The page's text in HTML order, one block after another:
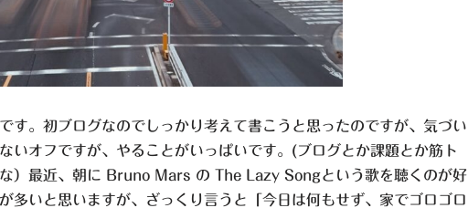
です。初ブログなのでしっかり考えて書こうと思ったのですが、気づい
いオフですが、やることがいっぱいです。(ブログとか課題とか筋ト
）最近、朝に Bruno Mars の The Lazy Songという歌を聴くのが好
多いと思いますが、ざっくり言うと「今日は何もせず、家でゴロゴロ